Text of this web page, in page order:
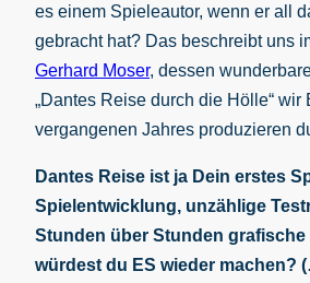
es einem Spieleautor, wenn er all
gebracht hat? Das beschreibt uns
Gerhard Moser, dessen
„Dantes Reise durch die Hölle“ wir
vergangenen Jahres produzieren
Dantes Reise ist ja Dein erstes
Spielentwicklung, unzählige
Stunden über Stunden
würdest du ES wieder machen?